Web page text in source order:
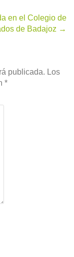
en el Colegio de
de Badajoz →
publicada. Los
*